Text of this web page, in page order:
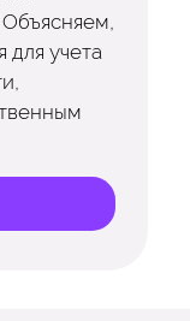
для учета